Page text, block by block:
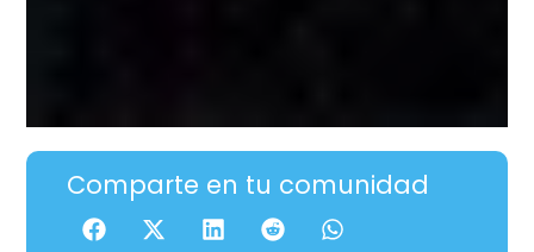
Comparte en tu comunidad